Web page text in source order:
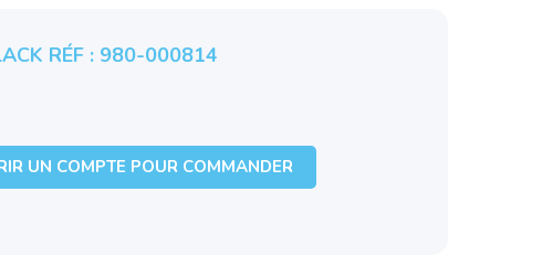
RÉF : 980-000814
UN COMPTE POUR COMMANDER